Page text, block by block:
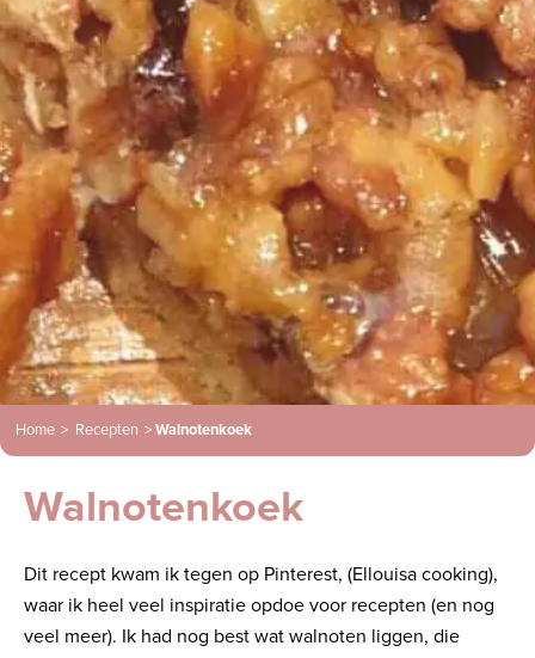
Home > Recepten >Walnotenkoek
Walnotenkoek
Dit recept kwam ik tegen op Pinterest, (Ellouisa cooking),
waar ik heel veel inspiratie opdoe voor recepten (en nog
veel meer). Ik had nog best wat walnoten liggen, die